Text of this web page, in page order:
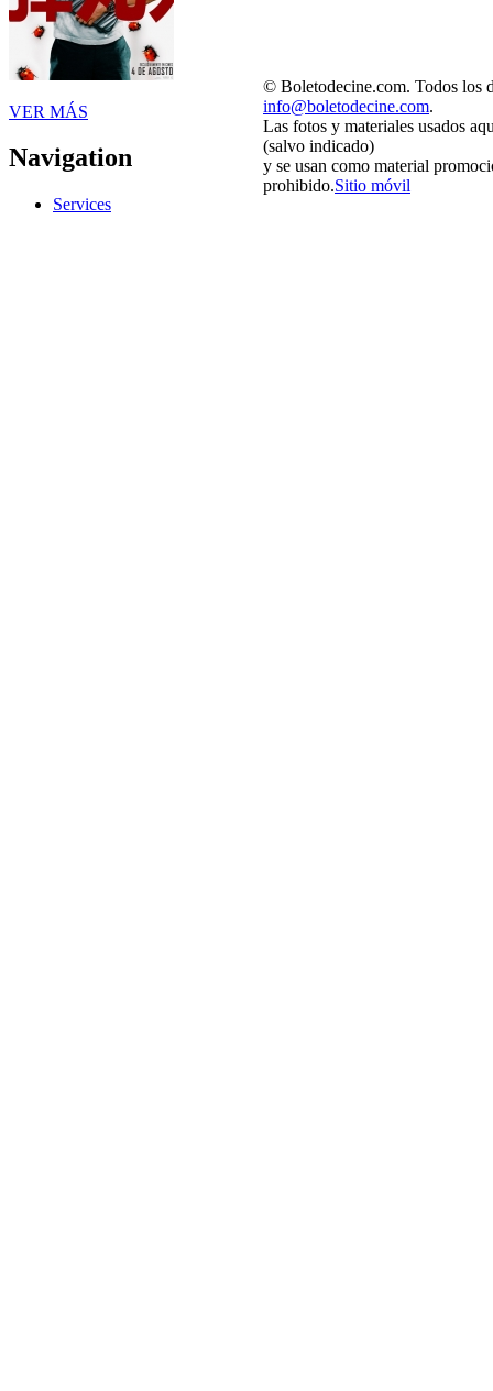
VER MÁS
Navigation
Services
© Boletodecine.com. Todos los
info@boletodecine.com.
Las fotos y materiales usados
(salvo indicado)
y se usan como material
prohibido.Sitio móvil